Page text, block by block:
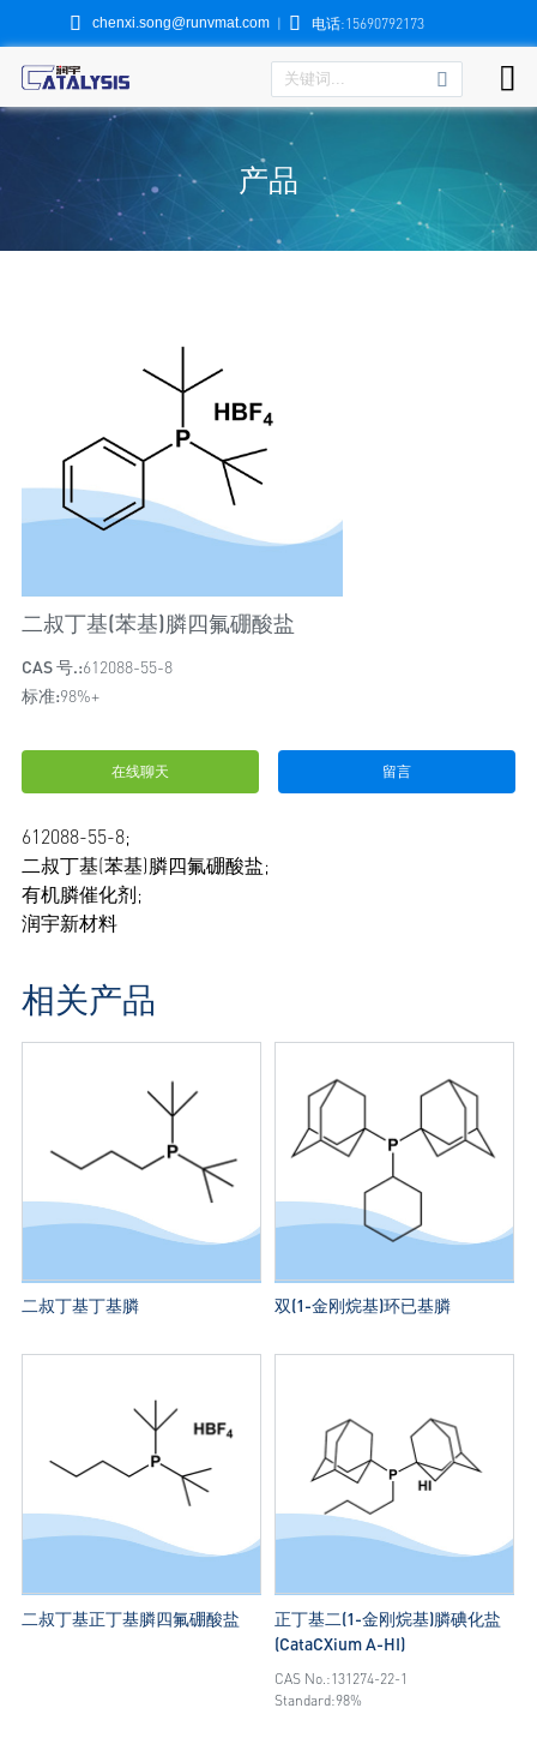
 chenxi.song@runvmat.com |  电话:15690792173

产品
二叔丁基(苯基)膦四氟硼酸盐
CAS 号.:612088-55-8
标准:98%+
在线聊天 留言
612088-55-8;
二叔丁基(苯基)膦四氟硼酸盐;
有机膦催化剂;
润宇新材料
相关产品
二叔丁基丁基膦 双(1-金刚烷基)环已基膦
二叔丁基正丁基膦四氟硼酸盐
正丁基二(1-金刚烷基)膦碘化盐
(CataCXium A-HI)
CAS No.:131274-22-1
Standard:98%